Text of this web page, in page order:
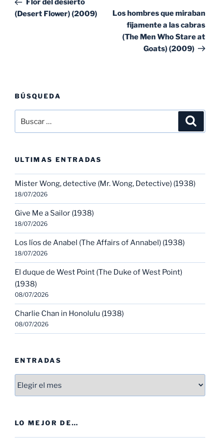
entradas
Flor del desierto
(Desert Flower) (2009)
Los hombres que miraban
fijamente a las cabras
(The Men Who Stare at
Goats) (2009)
BÚSQUEDA
por:
ULTIMAS ENTRADAS
Mister Wong, detective (Mr. Wong, Detective) (1938)
18/07/2026
Give Me a Sailor (1938)
18/07/2026
Los líos de Anabel (The Affairs of Annabel) (1938)
18/07/2026
El duque de West Point (The Duke of West Point)
(1938)
08/07/2026
Charlie Chan in Honolulu (1938)
08/07/2026
ENTRADAS
LO MEJOR DE…